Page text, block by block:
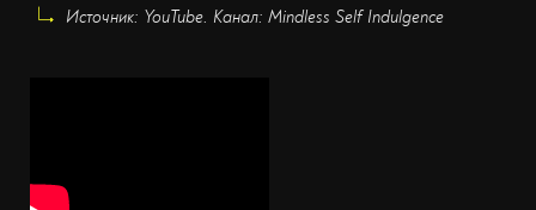
Источник: YouTube. Канал: Mindless Self Indulgence